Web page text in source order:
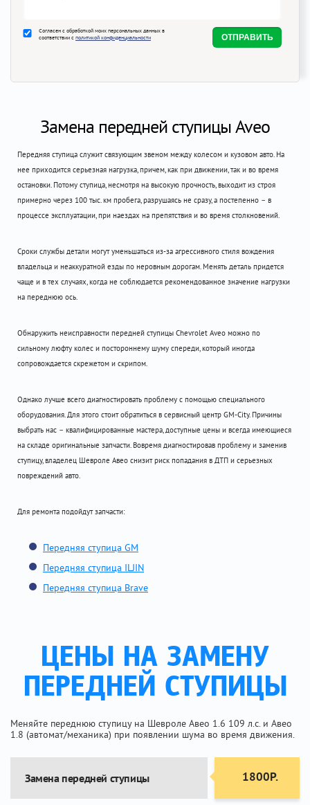
Согласен с обработкой моих персональных данных в
соответствии с политикой конфиденциальности
Замена передней ступицы Aveo
Передняя ступица служит связующим звеном между колесом и кузовом авто. На
нее приходится серьезная нагрузка, причем, как при движении, так и во время
остановки. Потому ступица, несмотря на высокую прочность, выходит из строя
примерно через 100 тыс. км пробега, разрушаясь не сразу, а постепенно – в
процессе эксплуатации, при наездах на препятствия и во время столкновений.
Сроки службы детали могут уменьшаться из-за агрессивного стиля вождения
владельца и неаккуратной езды по неровным дорогам. Менять деталь придется
чаще и в тех случаях, когда не соблюдается рекомендованное значение нагрузки
на переднюю ось.
Обнаружить неисправности передней ступицы Chevrolet Aveo можно по
сильному люфту колес и постороннему шуму спереди, который иногда
сопровождается скрежетом и скрипом.
Однако лучше всего диагностировать проблему с помощью специального
оборудования. Для этого стоит обратиться в сервисный центр GM-City. Причины
выбрать нас – квалифицированные мастера, доступные цены и всегда имеющиеся
на складе оригинальные запчасти. Вовремя диагностировав проблему и заменив
ступицу, владелец Шевроле Авео снизит риск попадания в ДТП и серьезных
повреждений авто.
Для ремонта подойдут запчасти:
Передняя ступица GM
Передняя ступица ILJIN
Передняя ступица Brave
ЦЕНЫ НА ЗАМЕНУ
ПЕРЕДНЕЙ СТУПИЦЫ
Меняйте переднюю ступицу на Шевроле Авео 1.6 109 л.с. и Авео
1.8 (автомат/механика) при появлении шума во время движения.
Замена передней ступицы 1800Р.